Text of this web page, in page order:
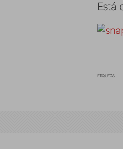
Está
ETIQUETAS